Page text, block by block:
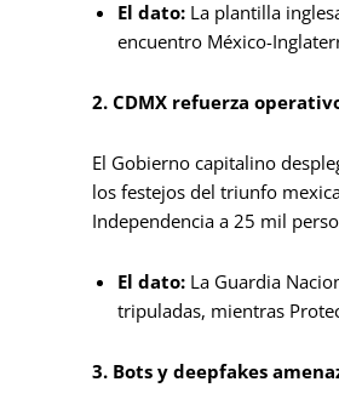
El dato: La plantilla
encuentro México-
2. CDMX refuerza
El Gobierno capitalino
los festejos del triunfo
Independencia a 25 mil
El dato: La Guardia
tripuladas, mientras
3. Bots y deepfakes